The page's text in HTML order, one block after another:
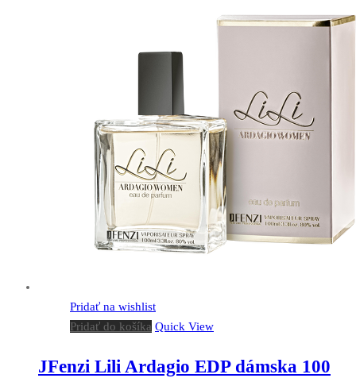
Pridať na wishlist
Pridať do košíka Quick View
JFenzi Lili Ardagio EDP dámska 100